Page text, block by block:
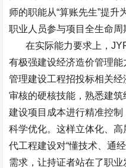
师的职能从“算账先生”提升
职业人员参与项目全生命周
在实际能力要求上，
有极强建设经济造价管理
管理建设工程招投标相关
审核的硬核技能，熟悉建
建设项目成本进行精准控
科学优化。这样立体化、
代工程建设对“懂技术、通
需求，让持证者站在了职业